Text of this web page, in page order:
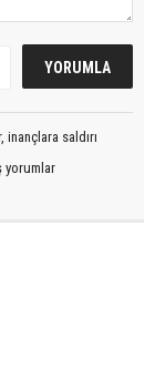
saldırı
yorumlar